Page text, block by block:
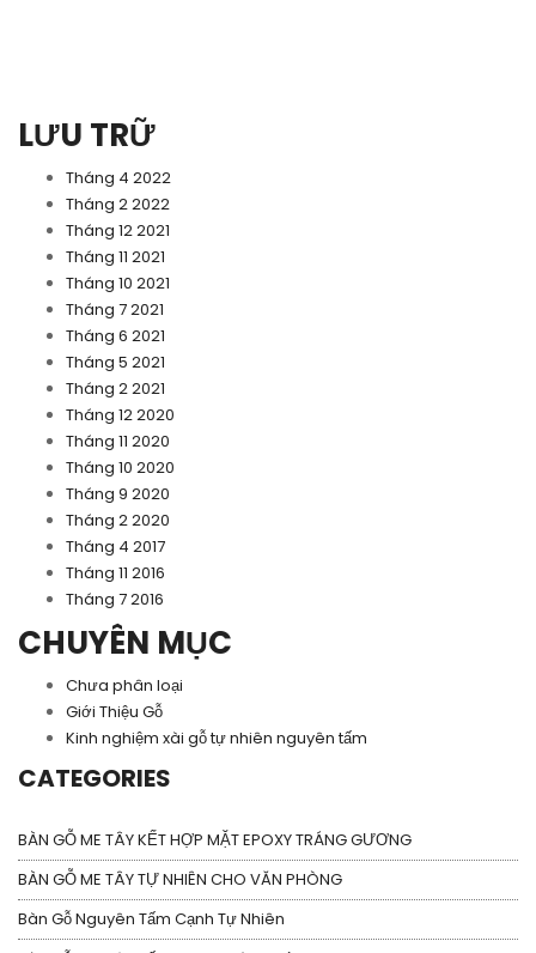
LƯU TRỮ
Tháng 4 2022
Tháng 2 2022
Tháng 12 2021
Tháng 11 2021
Tháng 10 2021
Tháng 7 2021
Tháng 6 2021
Tháng 5 2021
Tháng 2 2021
Tháng 12 2020
Tháng 11 2020
Tháng 10 2020
Tháng 9 2020
Tháng 2 2020
Tháng 4 2017
Tháng 11 2016
Tháng 7 2016
CHUYÊN MỤC
Chưa phân loại
Giới Thiệu Gỗ
Kinh nghiệm xài gỗ tự nhiên nguyên tấm
CATEGORIES
BÀN GỖ ME TÂY KẾT HỢP MẶT EPOXY TRÁNG GƯƠNG
BÀN GỖ ME TÂY TỰ NHIÊN CHO VĂN PHÒNG
Bàn Gỗ Nguyên Tấm Cạnh Tự Nhiên